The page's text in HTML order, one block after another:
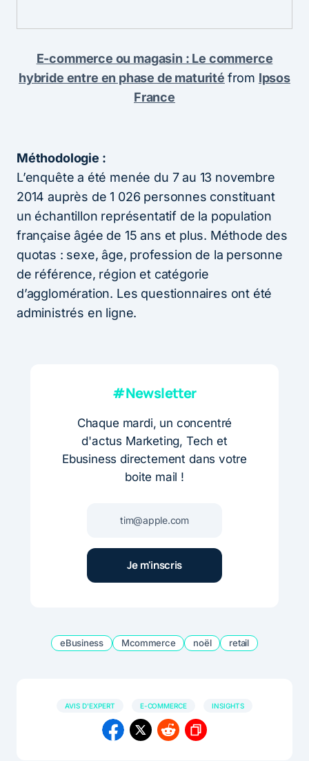
E-commerce ou magasin : Le commerce
hybride entre en phase de maturité from Ipsos
France
Méthodologie :
L’enquête a été menée du 7 au 13 novembre
2014 auprès de 1 026 personnes constituant
un échantillon représentatif de la population
française âgée de 15 ans et plus. Méthode des
quotas : sexe, âge, profession de la personne
de référence, région et catégorie
d’agglomération. Les questionnaires ont été
administrés en ligne.
#Newsletter
Chaque mardi, un concentré
d'actus Marketing, Tech et
Ebusiness directement dans votre
boite mail !
eBusiness Mcommerce noël retail
AVIS D'EXPERT E-COMMERCE INSIGHTS